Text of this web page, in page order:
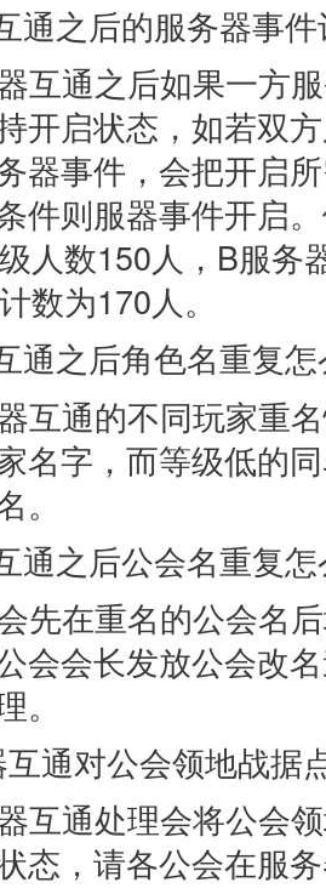
通之后的服务器事
互通之后如果一方
开启状态，如若双
器事件，会把开启
件则服器事件开启
人数150人，B服务
数为170人。
通之后角色名重复
互通的不同玩家重
名字，而等级低的
。
通之后公会名重复
先在重名的公会名
会会长发放公会改
。
通对公会领地战据
互通处理会将公会
态，请各公会在服